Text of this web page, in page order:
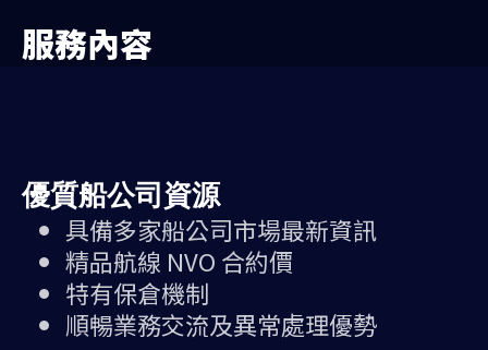
服務內容
優質船公司資源
具備多家船公司市場最新資訊
精品航線 NVO 合約價
特有保倉機制
順暢業務交流及異常處理優勢